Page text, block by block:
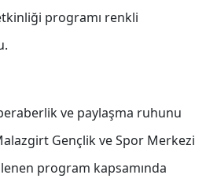
programı renkli
ve paylaşma ruhunu
Gençlik ve Spor Merkezi
program kapsamında